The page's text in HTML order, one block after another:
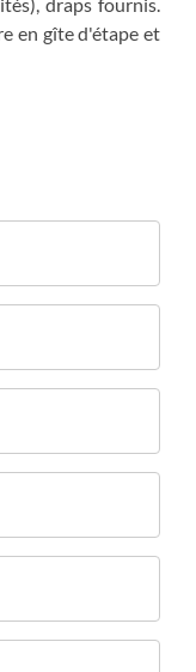
en gîte d'étape et